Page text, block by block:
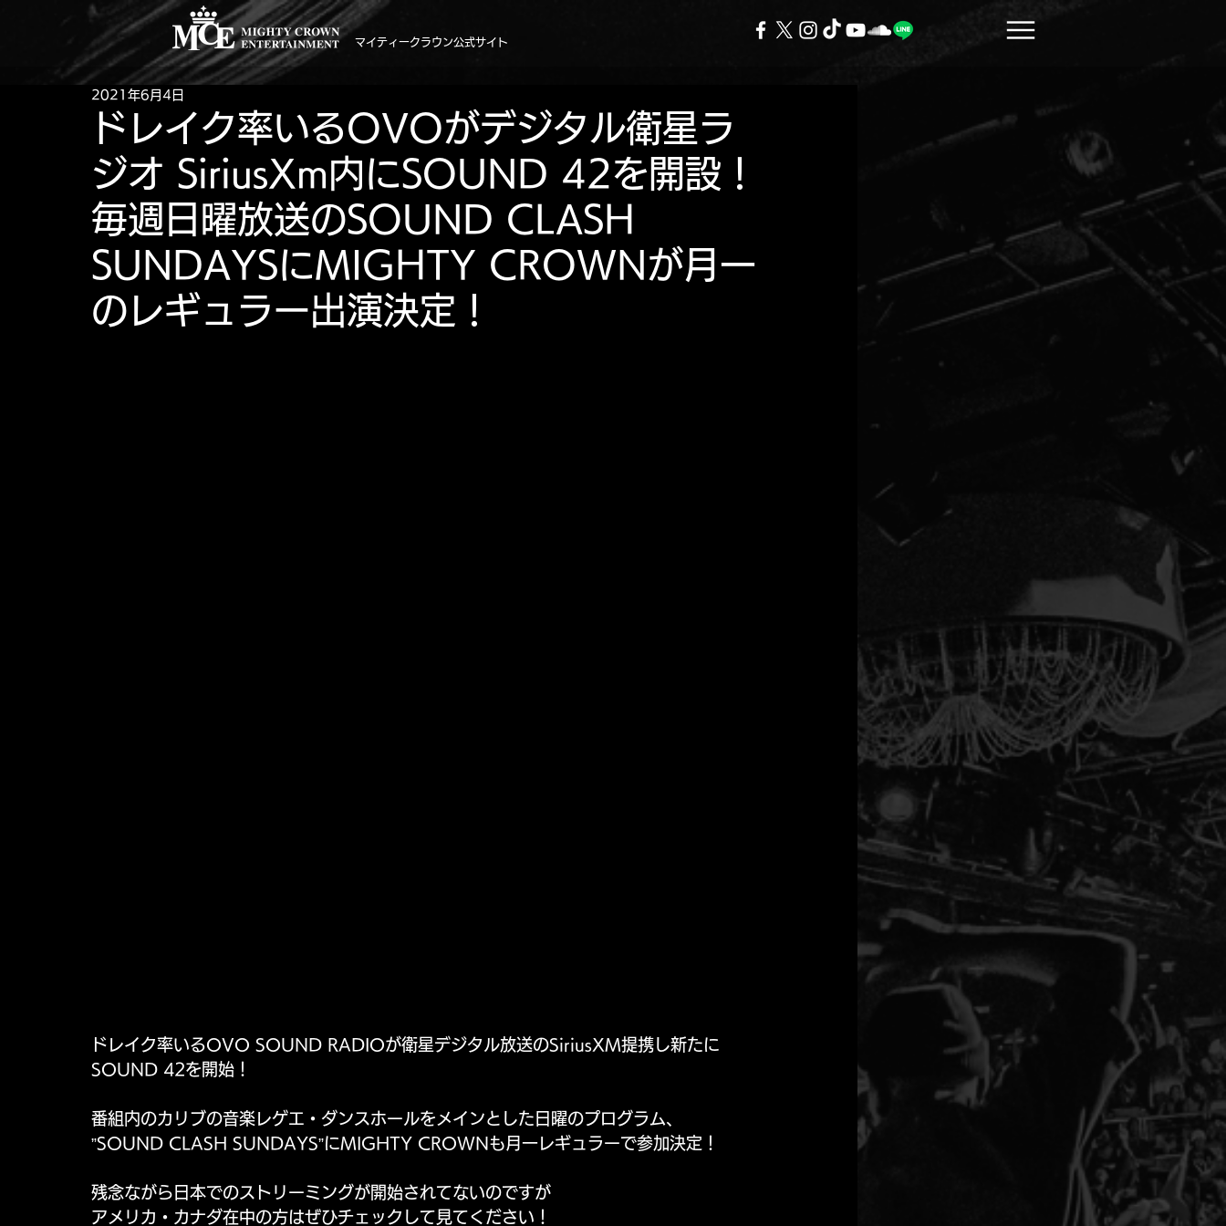
マイティークラウン公式サイト
ドレイク率いるOVOがデジタル衛星ラ
ジオ SiriusXm内にSOUND 42を開設！
毎週日曜放送のSOUND CLASH
SUNDAYSにMIGHTY CROWNが月一
のレギュラー出演決定！
2021年6月4日
ドレイク率いるOVO SOUND RADIOが衛星デジタル放送のSiriusXM提携し新たに
SOUND 42を開始！
番組内のカリブの音楽レゲエ・ダンスホールをメインとした日曜のプログラム、
”SOUND CLASH SUNDAYS”にMIGHTY CROWNも月一レギュラーで参加決定！
残念ながら日本でのストリーミングが開始されてないのですが
アメリカ・カナダ在中の方はぜひチェックして見てください！